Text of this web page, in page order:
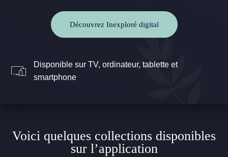
Découvrez Inexploré digital
Disponible sur TV, ordinateur, tablette et
smartphone
Voici quelques collections disponibles
sur l’application